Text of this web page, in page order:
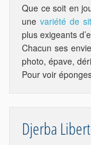
Que ce soit en
une variété de
plus exigeants
Chacun ses
photo, épave,
Pour voir
Djerba